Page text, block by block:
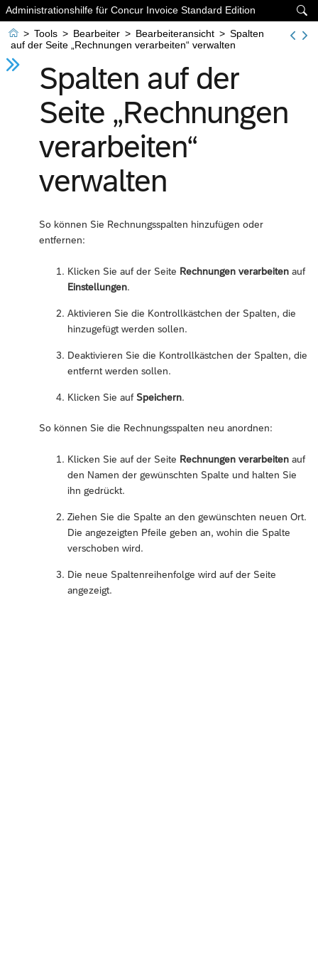

Administrationshilfe für Concur Invoice Standard Edition
 > Tools > Bearbeiter > Bearbeiteransicht > Spalten
auf der Seite „Rechnungen verarbeiten“ verwalten
Spalten auf der
Seite „Rechnungen
verarbeiten“
verwalten
So können Sie Rechnungsspalten hinzufügen oder
entfernen:
Klicken Sie auf der Seite Rechnungen verarbeiten auf
Einstellungen.
Aktivieren Sie die Kontrollkästchen der Spalten, die
hinzugefügt werden sollen.
Deaktivieren Sie die Kontrollkästchen der Spalten, die
entfernt werden sollen.
Klicken Sie aufSpeichern.
So können Sie die Rechnungsspalten neu anordnen:
Klicken Sie auf der Seite Rechnungen verarbeiten auf
den Namen der gewünschten Spalte und halten Sie
ihn gedrückt.
Ziehen Sie die Spalte an den gewünschten neuen Ort.
Die angezeigten Pfeile geben an, wohin die Spalte
verschoben wird.
Die neue Spaltenreihenfolge wird auf der Seite
angezeigt.